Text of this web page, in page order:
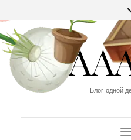
Блог одной